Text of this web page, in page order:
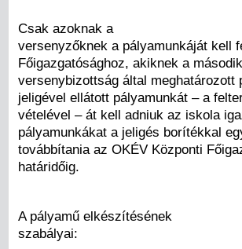
Csak azoknak a
versenyzőknek a pályamunkáját kell
Főigazgatósághoz, akiknek a
versenybizottság által meghatározott
jeligével ellátott pályamunkát – a
vételével – át kell adniuk az iskola
pályamunkákat a jeligés borítékkal
továbbítania az OKÉV Központi
határidőig.
A pályamű elkészítésének
szabályai: